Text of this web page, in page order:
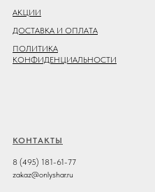
АКЦИИ
ДОСТАВКА И ОПЛАТА
ПОЛИТИКА
КОНФИДЕНЦИАЛЬНОСТИ
КОНТАКТЫ
8 (495) 181-61-77
zakaz@onlyshar.ru